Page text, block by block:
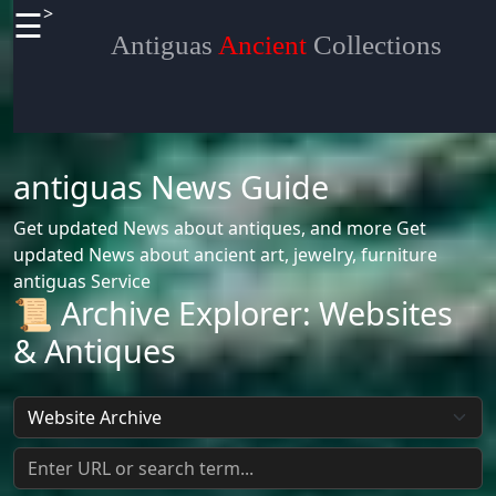
antiguas News Guide
Get updated News about antiques, and moreGet
updated News about ancient art, jewelry, furniture
antiguas Service
>
☰ Antiguas Ancient Collections
📜 Archive Explorer: Websites
& Antiques
Useful
Definitions
Terminologies
Socials
Facebook